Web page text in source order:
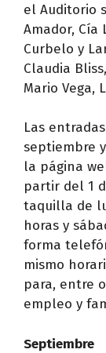
el Auditorio
Amador, Cía
Curbelo y
Claudia
Mario Vega,
Las
septiembre
la página
partir del 1
taquilla de
horas y
forma
mismo
para, entre
empleo y
Septiembre